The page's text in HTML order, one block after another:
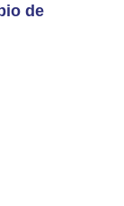
de